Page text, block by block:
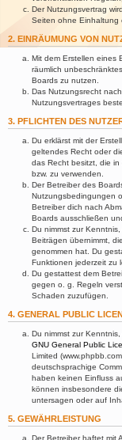
Der Nutzungsvertrag
Seiten ohne Einhaltung
2. EINRÄUMUNG VON
Mit dem Erstellen eines
räumlich
Boards zu nutzen.
Das Nutzungsrecht
Nutzungsvertrages
3. PFLICHTEN DES
Du erklärst mit der
geltendes Recht oder
das Recht besitzt, die
bzw. zu verwenden.
Der Betreiber des
Nutzungsbedingungen
Betreiber dich nach
Boards ausschließen
Du nimmst zur
Beiträgen übernimmt,
genommen hat. Du
Funktionen jederzeit zu
Du gestattest dem
gegen o. g. Regeln
Schaden zuzufügen.
4. GENERAL PUBLIC
Du nimmst zur
GNU General Public
Limited
deutschsprachige
haben keinen Einfluss
können insbesondere
untersagen oder auf
5. GEWÄHRLEISTUNG
Der Betreiber haftet mit